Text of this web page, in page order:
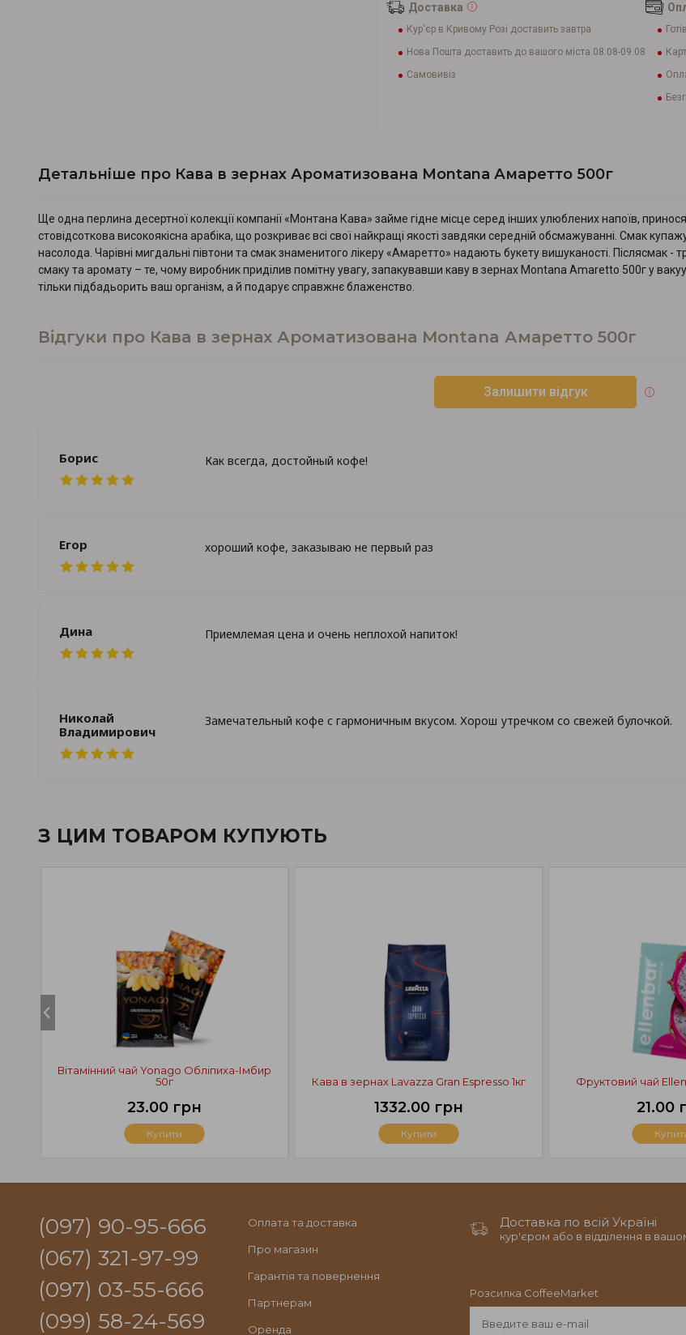
Доставка
Кур'єр в Кривому Розі доставить завтра
Нова Пошта доставить до вашого міста 08.08-09.08
Самовивіз
Детальніше про Кава в зернах Ароматизована Montana Амаретто 500г
Ще одна перлина десертної колекції компанії «Монтана Кава» займе гідне місце серед інших улюблених напоїв,
стовідсоткова високоякісна арабіка, що розкриває всі свої найкращі якості завдяки середній обсмажуванні. Смак
насолода. Чарівні мигдальні півтони та смак знаменитого лікеру «Амаретто» надають букету вишуканості. Післясмак
смаку та аромату – те, чому виробник приділив помітну увагу, запакувавши каву в зернах Montana Amaretto 500г у
тільки підбадьорить ваш організм, а й подарує справжнє блаженство.
Відгуки про Кава в зернах Ароматизована Montana Амаретто 500г
Залишити відгук
Борис Как всегда, достойный кофе!
Егор хороший кофе, заказываю не первый раз
Дина Приемлемая цена и очень неплохой напиток!
Николай
Владимирович
Замечательный кофе с гармоничным вкусом. Хорош утречком со свежей булочкой.
З ЦИМ ТОВАРОМ КУПУЮТЬ
Вітамінний чай Yonago Обліпиха-Імбир
50г
23.00 грн
Купити
Кава в зернах Lavazza Gran Espresso 1кг
1332.00 грн
Купити
Фруктовий чай
21.00
(097) 90-95-666
(067) 321-97-99
(097) 03-55-666
(099) 58-24-569
Оплата та доставка
Про магазин
Гарантія та повернення
Партнерам
Оренда
Доставка по всій Україні
кур'єром або в відділення в
Розсилка CoffeeMarket